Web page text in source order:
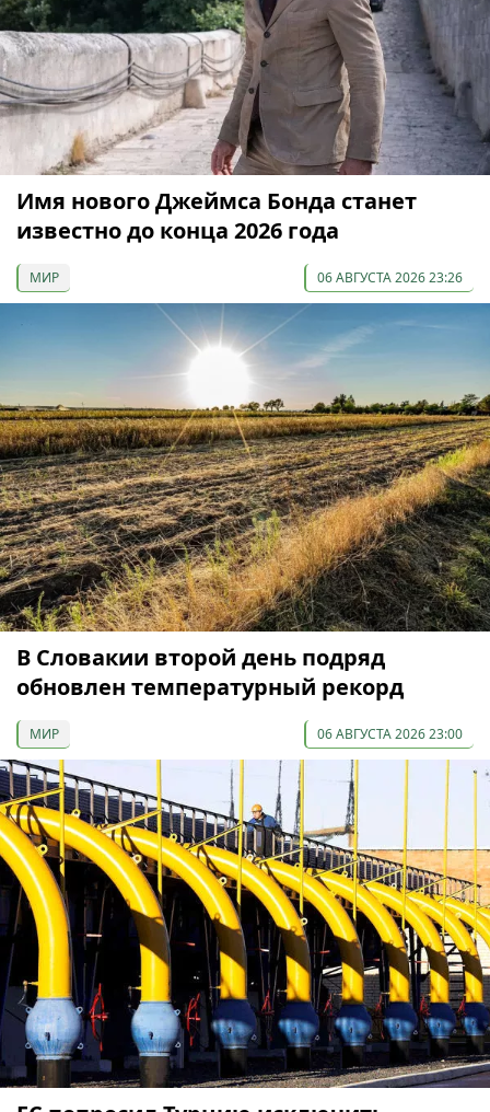
Имя нового Джеймса Бонда станет
известно до конца 2026 года
МИР 06 АВГУСТА 2026 23:26
В Словакии второй день подряд
обновлен температурный рекорд
МИР 06 АВГУСТА 2026 23:00